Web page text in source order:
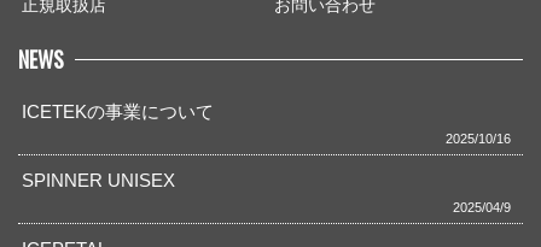
正規取扱店 お問い合わせ
NEWS
ICETEKの事業について
2025/10/16
SPINNER UNISEX
2025/04/9